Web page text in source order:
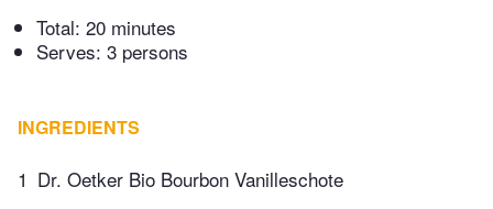
Total: 20 minutes
Serves: 3 persons
INGREDIENTS
1 Dr. Oetker Bio Bourbon Vanilleschote